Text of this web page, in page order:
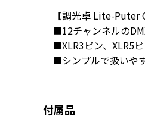
【調光卓 Lite-Puter
■12チャンネルの
■XLR3ピン、XLR5
■シンプルで扱いや
付属品